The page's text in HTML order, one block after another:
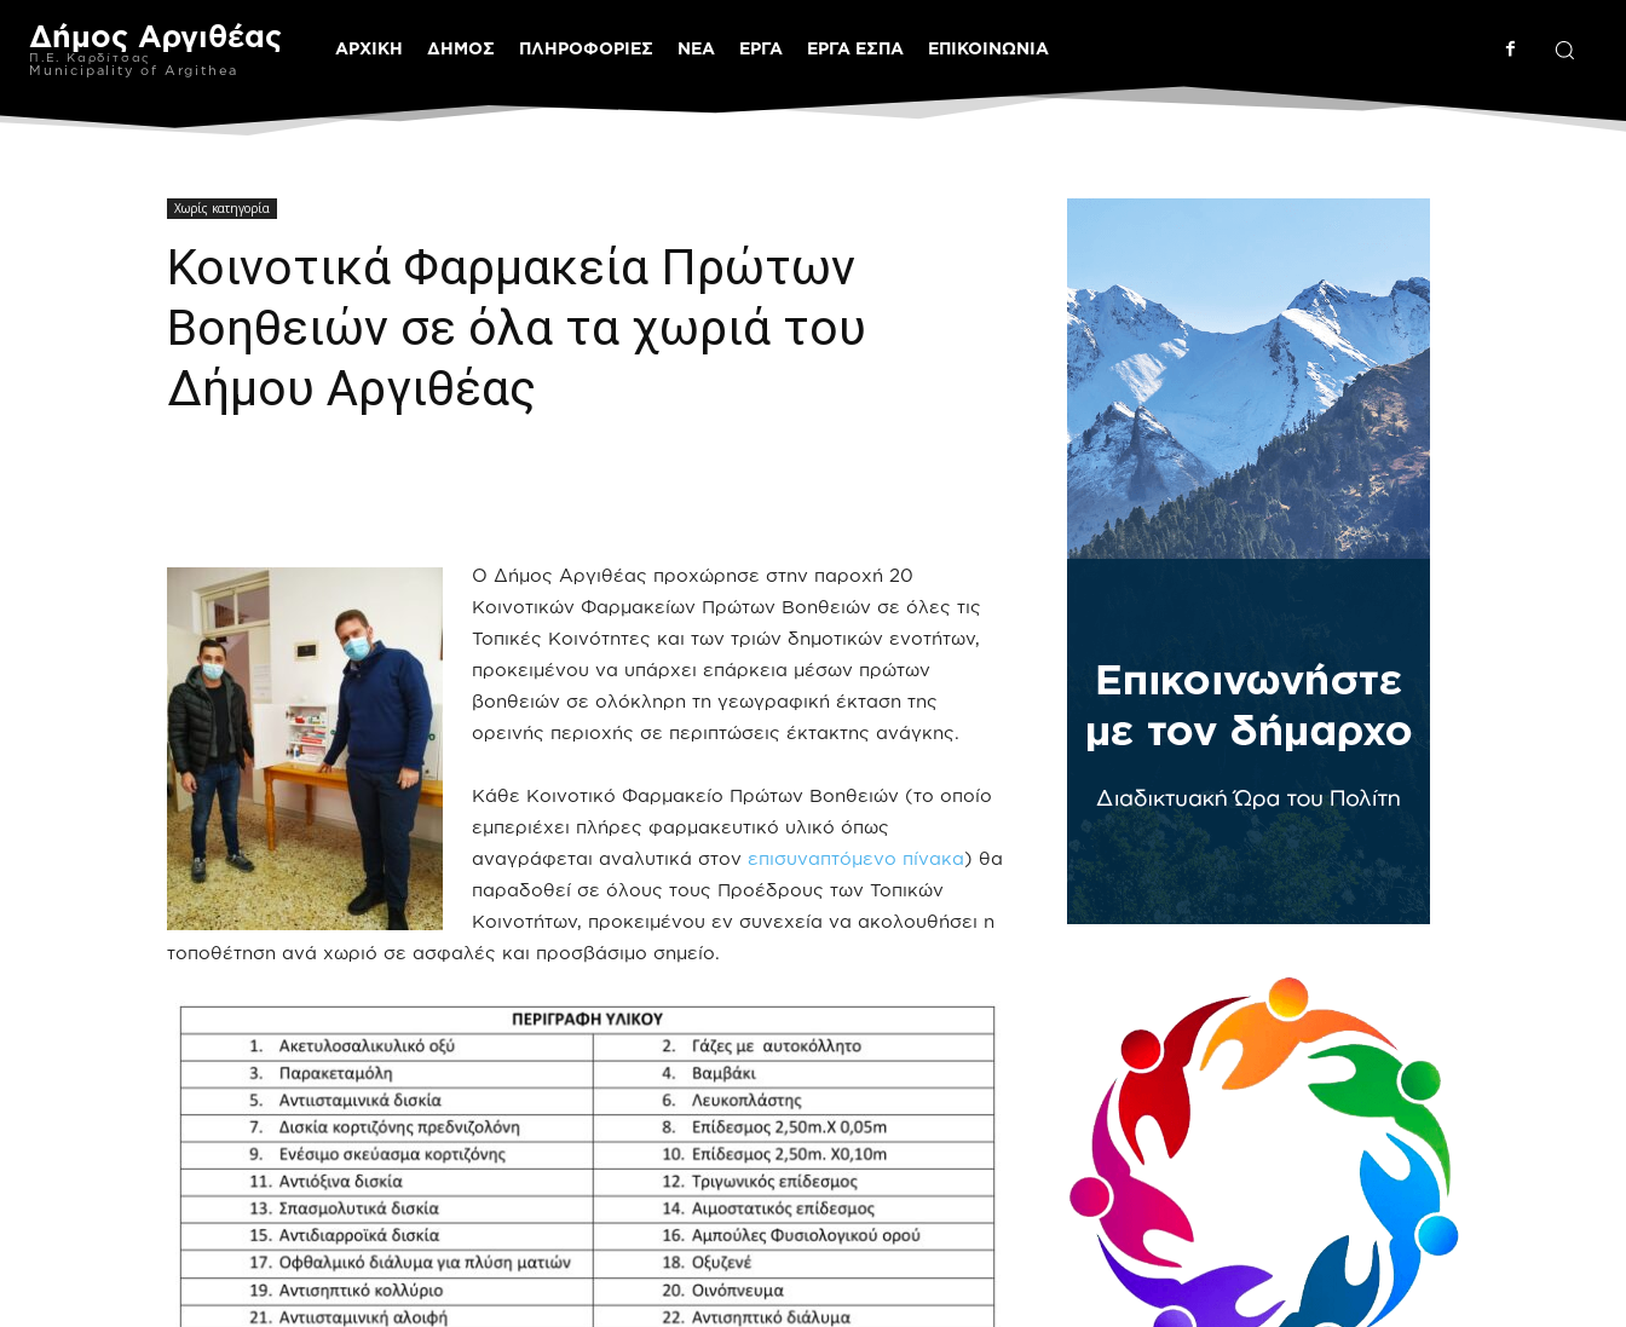
Δήμος Αργιθέας
Π.Ε. Καρδίτσας
Municipality of Argithea
ΑΡΧΙΚΗ ΔΗΜΟΣ ΠΛΗΡΟΦΟΡΙΕΣ ΝΕΑ ΕΡΓΑ ΕΡΓΑ ΕΣΠΑ ΕΠΙΚΟΙΝΩΝΙΑ
Χωρίς κατηγορία
Κοινοτικά Φαρμακεία Πρώτων
Βοηθειών σε όλα τα χωριά του
Δήμου Αργιθέας
Ο Δήμος Αργιθέας προχώρησε στην παροχή 20
Κοινοτικών Φαρμακείων Πρώτων Βοηθειών σε όλες τις
Τοπικές Κοινότητες και των τριών δημοτικών ενοτήτων,
προκειμένου να υπάρχει επάρκεια μέσων πρώτων
βοηθειών σε ολόκληρη τη γεωγραφική έκταση της
ορεινής περιοχής σε περιπτώσεις έκτακτης ανάγκης.
Κάθε Κοινοτικό Φαρμακείο Πρώτων Βοηθειών (το οποίο
εμπεριέχει πλήρες φαρμακευτικό υλικό όπως
αναγράφεται αναλυτικά στον επισυναπτόμενο πίνακα) θα
παραδοθεί σε όλους τους Προέδρους των Τοπικών
Κοινοτήτων, προκειμένου εν συνεχεία να ακολουθήσει η
τοποθέτηση ανά χωριό σε ασφαλές και προσβάσιμο σημείο.